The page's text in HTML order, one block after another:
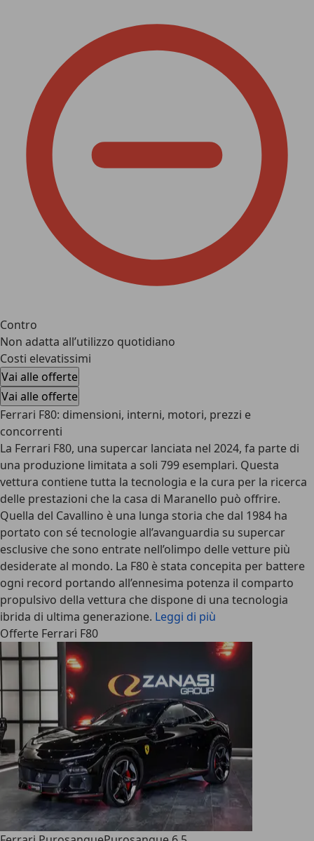
Contro
Non adatta all’utilizzo quotidiano
Costi elevatissimi
Vai alle offerte
Vai alle offerte
Ferrari F80: dimensioni, interni, motori, prezzi e
concorrenti
La Ferrari F80, una supercar lanciata nel 2024, fa parte di
una produzione limitata a soli 799 esemplari. Questa
vettura contiene tutta la tecnologia e la cura per la ricerca
delle prestazioni che la casa di Maranello può offrire.
Quella del Cavallino è una lunga storia che dal 1984 ha
portato con sé tecnologie all’avanguardia su supercar
esclusive che sono entrate nell’olimpo delle vetture più
desiderate al mondo. La F80 è stata concepita per battere
ogni record portando all’ennesima potenza il comparto
propulsivo della vettura che dispone di una tecnologia
ibrida di ultima generazione. Leggi di più
Offerte Ferrari F80